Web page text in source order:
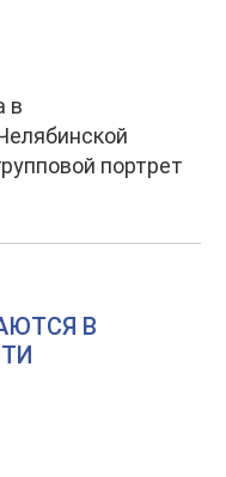
в
портрет
В